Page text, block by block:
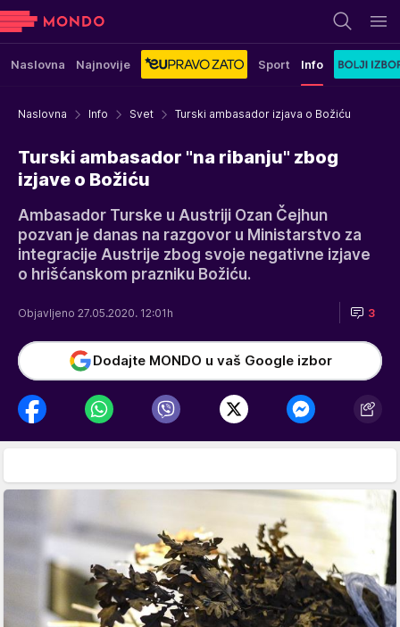
Naslovna Najnovije Sport Info
Naslovna Info Svet Turski ambasador izjava o Božiću
Turski ambasador "na ribanju" zbog
izjave o Božiću
Ambasador Turske u Austriji Ozan Čejhun
pozvan je danas na razgovor u Ministarstvo za
integracije Austrije zbog svoje negativne izjave
o hrišćanskom prazniku Božiću.
Objavljeno 27.05.2020. 12:01h 3
Dodajte MONDO u vaš Google izbor